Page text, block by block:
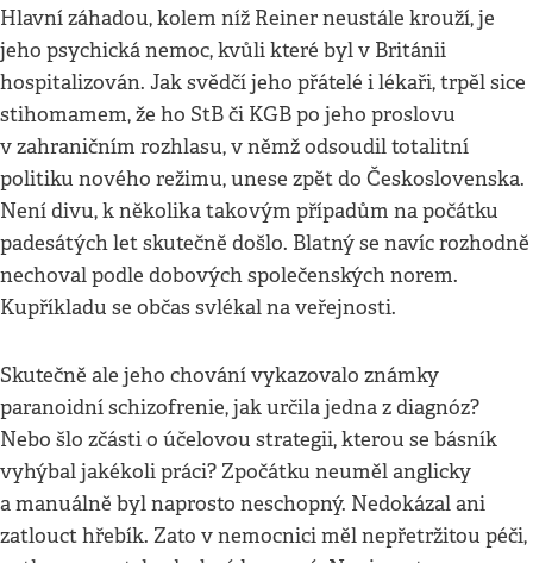
Hlavní záhadou, kolem níž Reiner neustále krouží, je
jeho psychická nemoc, kvůli které byl v Británii
hospitalizován. Jak svědčí jeho přátelé i lékaři, trpěl sice
stihomamem, že ho StB či KGB po jeho proslovu
v zahraničním rozhlasu, v němž odsoudil totalitní
politiku nového režimu, unese zpět do Československa.
Není divu, k několika takovým případům na počátku
padesátých let skutečně došlo. Blatný se navíc rozhodně
nechoval podle dobových společenských norem.
Kupříkladu se občas svlékal na veřejnosti.
Skutečně ale jeho chování vykazovalo známky
paranoidní schizofrenie, jak určila jedna z diagnóz?
Nebo šlo zčásti o účelovou strategii, kterou se básník
vyhýbal jakékoli práci? Zpočátku neuměl anglicky
a manuálně byl naprosto neschopný. Nedokázal ani
zatlouct hřebík. Zato v nemocnici měl nepřetržitou péči,